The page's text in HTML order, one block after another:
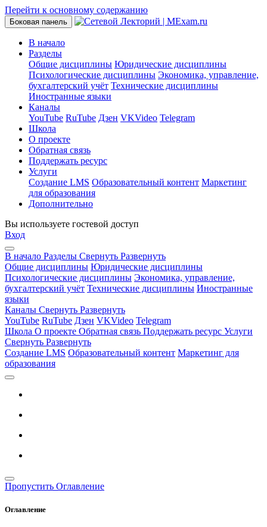
Перейти к основному содержанию
Боковая панель
В начало
Разделы
Общие дисциплины Юридические дисциплины
Психологические дисциплины Экономика, управление,
бухгалтерский учёт Технические дисциплины
Иностранные языки
Каналы
YouTube RuTube Дзен VKVideo Telegram
Школа
О проекте
Обратная связь
Поддержать ресурс
Услуги
Создание LMS Образовательный контент Маркетинг
для образования
Дополнительно
Вы используете гостевой доступ
Вход
В начало Разделы Свернуть Развернуть
Общие дисциплины Юридические дисциплины
Психологические дисциплины Экономика, управление,
бухгалтерский учёт Технические дисциплины Иностранные
языки
Каналы Свернуть Развернуть
YouTube RuTube Дзен VKVideo Telegram
Школа О проекте Обратная связь Поддержать ресурс Услуги
Свернуть Развернуть
Создание LMS Образовательный контент Маркетинг для
образования
Пропустить Оглавление
Оглавление